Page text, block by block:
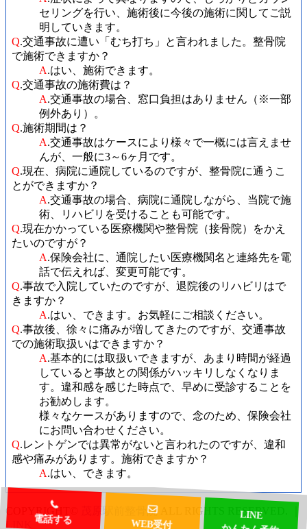
セリングを行い、施術後に今後の施術に関してご説
明していきます。
Q.交通事故に遭い「むち打ち」と言われました。整骨院
で施術できますか？
A.はい、施術できます。
Q.交通事故の施術費は？
A.交通事故の場合、窓口負担はありません（※一部
例外あり）。
Q.施術期間は？
A.交通事故はケースにより様々で一概には言えませ
んが、一般に3～6ヶ月です。
Q.現在、病院に通院しているのですが、整骨院に通うこ
とができますか？
A.交通事故の場合、病院に通院しながら、当院で施
術、リハビリを受けることも可能です。
Q.現在かかっている医療機関や整骨院（接骨院）をかえ
たいのですが？
A.保険会社に、通院したい医療機関名と連絡先を電
話で伝えれば、変更可能です。
Q.事故で入院していたのですが、退院後のリハビリはで
きますか？
A.はい、できます。お気軽にご相談ください。
Q.事故後、徐々に痛みが増してきたのですが、交通事故
での施術取扱いはできますか？
A.基本的には取扱いできますが、あまり時間が経過
していると事故との関係がハッキリしなくなりま
す。違和感を感じた時点で、早めに受診することを
お勧めします。
様々なケースがありますので、念のため、保険会社
にお問い合わせください。
Q.レントゲンでは異常がないと言われたのですが、違和
感や痛みがあります。施術できますか？
A.はい、できます。
COPYRIGHT© 茂原駅前整骨院ALL RIGHTS RESERVED. ｜
LINK
WEB受付 かんたん予約